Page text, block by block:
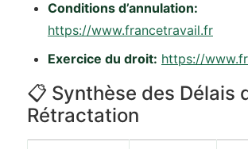
Conditions d’annulation:
https://www.francetravail.fr
Exercice du droit: https://
📋 Synthèse des Délais
Rétractation